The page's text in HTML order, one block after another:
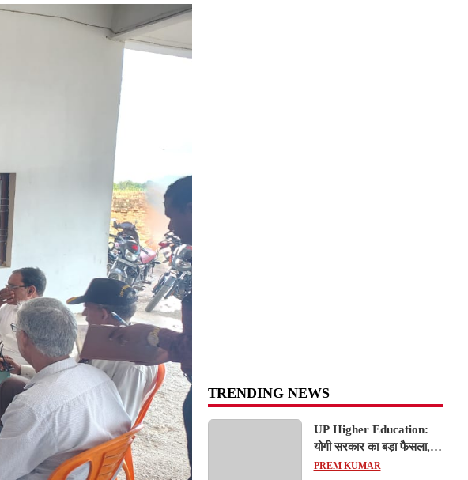
TRENDING NEWS
UP Higher Education:
योगी सरकार का बड़ा फैसला,
यूपी में 3 नए प्राइवेट
PREM KUMAR